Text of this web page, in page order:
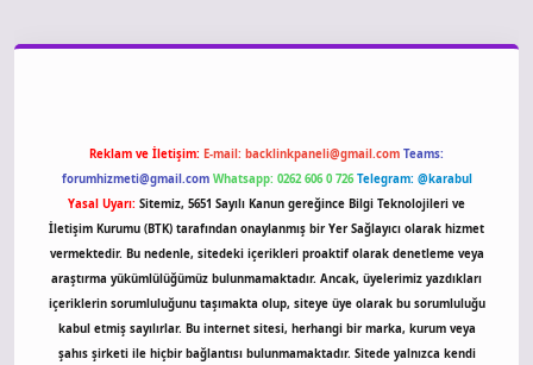
Reklam ve İletişim: E-mail: backlinkpaneli@gmail.com Teams:
forumhizmeti@gmail.com Whatsapp: 0262 606 0 726 Telegram: @karabul
Yasal Uyarı: Sitemiz, 5651 Sayılı Kanun gereğince Bilgi Teknolojileri ve
İletişim Kurumu (BTK) tarafından onaylanmış bir Yer Sağlayıcı olarak hizmet
vermektedir. Bu nedenle, sitedeki içerikleri proaktif olarak denetleme veya
araştırma yükümlülüğümüz bulunmamaktadır. Ancak, üyelerimiz yazdıkları
içeriklerin sorumluluğunu taşımakta olup, siteye üye olarak bu sorumluluğu
kabul etmiş sayılırlar. Bu internet sitesi, herhangi bir marka, kurum veya
şahıs şirketi ile hiçbir bağlantısı bulunmamaktadır. Sitede yalnızca kendi